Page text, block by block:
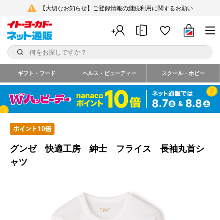
【大切なお知らせ】ご登録情報の継続利用に関するお願い
ギフト・フード ヘルス・ビューティー スクール・ホビー
グンゼ 快適工房 紳士 フライス 長袖丸首シ
ャツ